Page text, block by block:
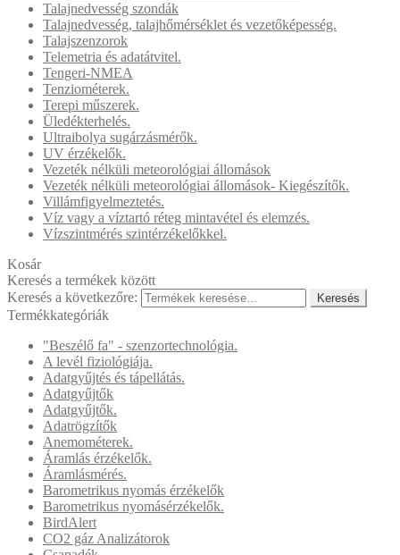
Talajnedvesség szondák
Talajnedvesség, talajhőmérséklet és vezetőképesség.
Talajszenzorok
Telemetria és adatátvitel.
Tengeri-NMEA
Tenziométerek.
Terepi műszerek.
Üledékterhelés.
Ultraibolya sugárzásmérők.
UV érzékelők.
Vezeték nélküli meteorológiai állomások
Vezeték nélküli meteorológiai állomások- Kiegészítők.
Villámfigyelmeztetés.
Víz vagy a víztartó réteg mintavétel és elemzés.
Vízszintmérés szintérzékelőkkel.
Kosár
Keresés a termékek között
Keresés a következőre:
Keresés
Termékkategóriák
"Beszélő fa" - szenzortechnológia.
A levél fiziológiája.
Adatgyűjtés és tápellátás.
Adatgyűjtők
Adatgyűjtők.
Adatrögzítők
Anemométerek.
Áramlás érzékelők.
Áramlásmérés.
Barometrikus nyomás érzékelők
Barometrikus nyomásérzékelők.
BirdAlert
CO2 gáz Analizátorok